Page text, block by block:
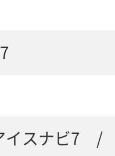
イスナビ7